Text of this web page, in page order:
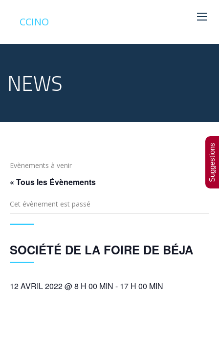
CCINO
NEWS
Evènements à venir
« Tous les Évènements
Cet évènement est passé
SOCIÉTÉ DE LA FOIRE DE BÉJA
12 AVRIL 2022 @ 8 H 00 MIN - 17 H 00 MIN
Suggestions